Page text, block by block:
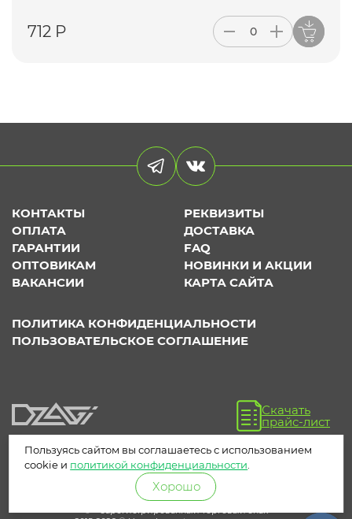
712 Р
КОНТАКТЫ
РЕКВИЗИТЫ
ОПЛАТА
ДОСТАВКА
ГАРАНТИИ
FAQ
ОПТОВИКАМ
НОВИНКИ И АКЦИИ
ВАКАНСИИ
КАРТА САЙТА
ПОЛИТИКА КОНФИДЕНЦИАЛЬНОСТИ
ПОЛЬЗОВАТЕЛЬСКОЕ СОГЛАШЕНИЕ
Скачать
прайс-лист
® – зарегистрированный торговый знак
Пользуясь сайтом вы соглашаетесь с использованием
cookie и политикой конфиденциальности
Хорошо